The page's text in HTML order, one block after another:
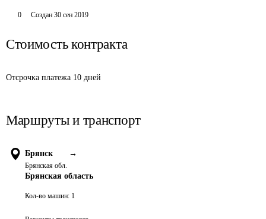
0 Создан 30 сен 2019
Стоимость контракта
Отсрочка платежа 10 дней
Маршруты и транспорт
Брянск →
Брянская обл.
Брянская область
Кол-во машин: 1